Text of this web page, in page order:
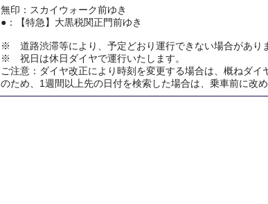
無印：スカイウォーク前ゆき
●：【特急】大黒税関正門前ゆき
※ 道路渋滞等により、予定どおり運行できない場合があり
※ 祝日は休日ダイヤで運行いたします。
ご注意：ダイヤ改正により時刻を変更する場合は、概ねダ
のため、1週間以上先の日付を検索した場合は、乗車前に改